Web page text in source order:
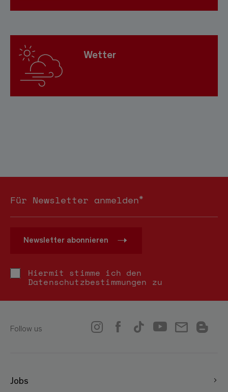
Wetter
Für Newsletter anmelden*
Newsletter abonnieren
Hiermit stimme ich den
Datenschutzbestimmungen zu
Follow us
Jobs